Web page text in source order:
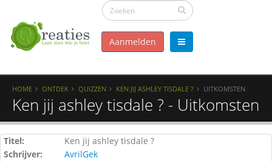
Aanmelden
HOME ONTDEK QUIZZEN KEN JIJ ASHLEY TISDALE ? UITKOMSTEN
Ken jij ashley tisdale ? - Uitkomsten
Titel:
Ken jij ashley tisdale ?
Schrijver:
AvrilGek